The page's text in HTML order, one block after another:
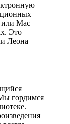
Mac –
Это
Леона
гордимся